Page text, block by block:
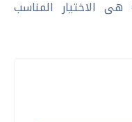
الاختيار المناسب